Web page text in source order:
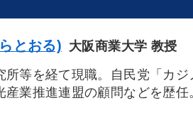
とおる) 大阪商業大学 教授
所等を経て現職。自民党「カ
業推進連盟の顧問などを歴任